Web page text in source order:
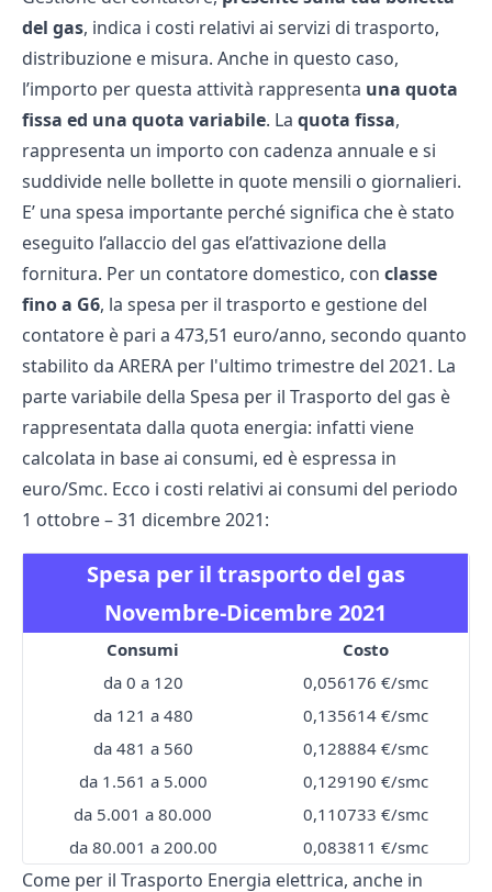
del gas, indica i costi relativi ai servizi di trasporto,
distribuzione e misura. Anche in questo caso,
l’importo per questa attività rappresenta una quota
fissa ed una quota variabile. La quota fissa,
rappresenta un importo con cadenza annuale e si
suddivide nelle bollette in quote mensili o giornalieri.
E’ una spesa importante perché significa che è stato
eseguito l’allaccio del gas el’attivazione della
fornitura. Per un contatore domestico, con classe
fino a G6, la spesa per il trasporto e gestione del
contatore è pari a 473,51 euro/anno, secondo quanto
stabilito da ARERA per l'ultimo trimestre del 2021. La
parte variabile della Spesa per il Trasporto del gas è
rappresentata dalla quota energia: infatti viene
calcolata in base ai consumi, ed è espressa in
euro/Smc. Ecco i costi relativi ai consumi del periodo
1 ottobre – 31 dicembre 2021:
Spesa per il trasporto del gas
Novembre-Dicembre 2021
Consumi
Costo
da 0 a 120
0,056176 €/smc
da 121 a 480
0,135614 €/smc
da 481 a 560
0,128884 €/smc
da 1.561 a 5.000
0,129190 €/smc
da 5.001 a 80.000
0,110733 €/smc
da 80.001 a 200.00
0,083811 €/smc
Come per il Trasporto Energia elettrica, anche in